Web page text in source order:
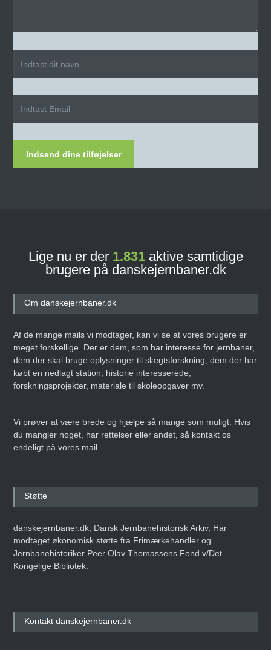
Indsend dine tilføjelser
Lige nu er der 1.831aktive samtidige
brugere på danskejernbaner.dk
Om danskejernbaner.dk
Af de mange mails vi modtager, kan vi se at vores brugere er
meget forskellige. Der er dem, som har interesse for jernbaner,
dem der skal bruge oplysninger til slægtsforskning, dem der har
købt en nedlagt station, historie interesserede,
forskningsprojekter, materiale til skoleopgaver mv.
Vi prøver at være brede og hjælpe så mange som muligt. Hvis
du mangler noget, har rettelser eller andet, så kontakt os
endeligt på vores mail.
Støtte
danskejernbaner.dk, Dansk Jernbanehistorisk Arkiv, Har
modtaget økonomisk støtte fra Frimærkehandler og
Jernbanehistoriker Peer Olav Thomassens Fond v/Det
Kongelige Bibliotek.
Kontakt danskejernbaner.dk